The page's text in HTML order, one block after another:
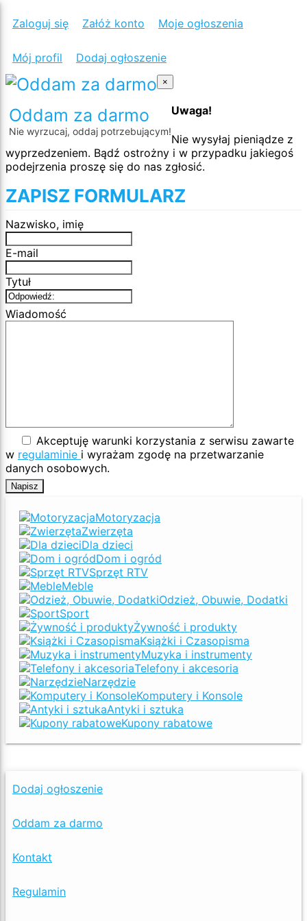
Zaloguj się Załóż konto Moje ogłoszenia
Mój profil Dodaj ogłoszenie
Oddam za darmo
Nie wyrzucaj, oddaj potrzebującym!
×
Uwaga!
Nie wysyłaj pieniądze z
wyprzedzeniem. Bądź ostrożny i w przypadku jakiegoś
podejrzenia proszę się do nas zgłosić.
ZAPISZ FORMULARZ
Nazwisko, imię
E-mail
Tytuł
Wiadomość
Akceptuję warunki korzystania z serwisu zawarte
w regulaminie i wyrażam zgodę na przetwarzanie
danych osobowych.
Motoryzacja
Zwierzęta
Dla dzieci
Dom i ogród
Sprzęt RTV
Meble
Odzież, Obuwie, Dodatki
Sport
Żywność i produkty
Książki i Czasopisma
Muzyka i instrumenty
Telefony i akcesoria
Narzędzie
Komputery i Konsole
Antyki i sztuka
Kupony rabatowe
Dodaj ogłoszenie
Oddam za darmo
Kontakt
Regulamin